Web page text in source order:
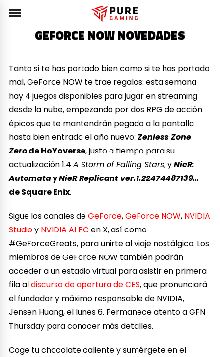
GEFORCE NOW NOVEDADES
Tanto si te has portado bien como si te has portado
mal, GeForce NOW te trae regalos: esta semana
hay 4 juegos disponibles para jugar en streaming
desde la nube, empezando por dos RPG de acción
épicos que te mantendrán pegado a la pantalla
hasta bien entrado el año nuevo:Zenless Zone
Zerode HoYoverse, justo a tiempo para su
actualización 1.4A Storm of Falling Stars, yNieR:
AutomatayNieR Replicant ver.1.22474487139…
de Square Enix.
Sigue los canales deGeForce,GeForce NOW, NVIDIA
Studioy NVIDIA AI PC en X, así como
#GeForceGreats, para unirte al viaje nostálgico. Los
miembros de GeForce NOW también podrán
acceder a un estadio virtual para asistir en primera
fila aldiscurso de apertura de CES, que pronunciará
el fundador y máximo responsable de NVIDIA,
Jensen Huang, el lunes 6. Permanece atento a GFN
Thursday para conocer más detalles.
Coge tu chocolate caliente y sumérgete en el